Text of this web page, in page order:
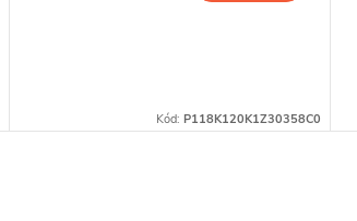
Kód: P118K120K1Z30358C0